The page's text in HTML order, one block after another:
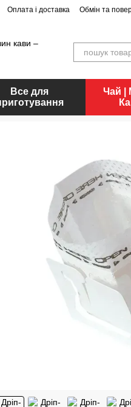
контенту
Оплата і доставка Обмін та
Все для
Чай |